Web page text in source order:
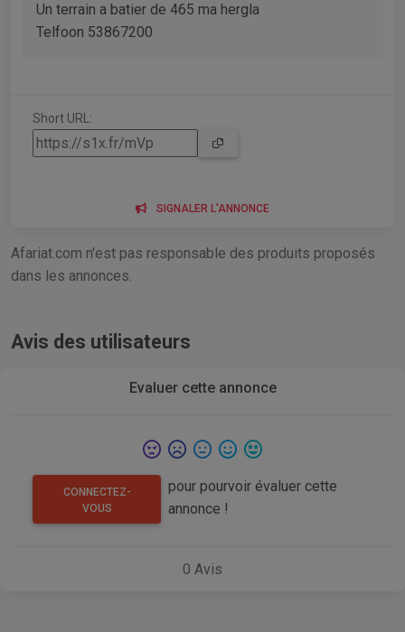
Un terrain a batier de 465 ma hergla
Telfoon 53867200
Short URL:
SIGNALER L'ANNONCE
Afariat.com n'est pas responsable des produits proposés
dans les annonces.
Avis des utilisateurs
Evaluer cette annonce
CONNECTEZ-
VOUS
pour pourvoir évaluer cette
annonce !
0 Avis